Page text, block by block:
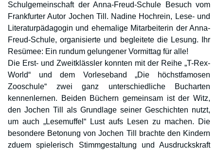
Schulgemeinschaft der Anna-Freud-Schule Besuch vom
Frankfurter Autor Jochen Till. Nadine Hochrein, Lese- und
Literaturpädagogin und ehemalige Mitarbeiterin der Anna-
Freud-Schule, organisierte und begleitete die Lesung. Ihr
Resümee: Ein rundum gelungener Vormittag für alle!
Die Erst- und Zweitklässler konnten mit der Reihe „T-Rex-
World“ und dem Vorleseband „Die höchstfamosen
Zooschule“ zwei ganz unterschiedliche Bucharten
kennenlernen. Beiden Büchern gemeinsam ist der Witz,
den Jochen Till als Grundlage seiner Geschichten nutzt,
um auch „Lesemuffel“ Lust aufs Lesen zu machen. Die
besondere Betonung von Jochen Till brachte den Kindern
zduem spielerisch Stimmgestaltung und Ausdruckskraft